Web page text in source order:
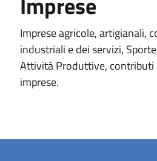
Imprese agricole, artigianali,
industriali e dei servizi,
Attività Produttive, contributi
imprese.